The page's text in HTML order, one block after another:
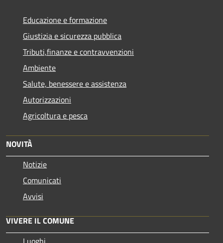
Educazione e formazione
Giustizia e sicurezza pubblica
Tributi,finanze e contravvenzioni
Ambiente
Salute, benessere e assistenza
Autorizzazioni
Agricoltura e pesca
NOVITÀ
Notizie
Comunicati
Avvisi
VIVERE IL COMUNE